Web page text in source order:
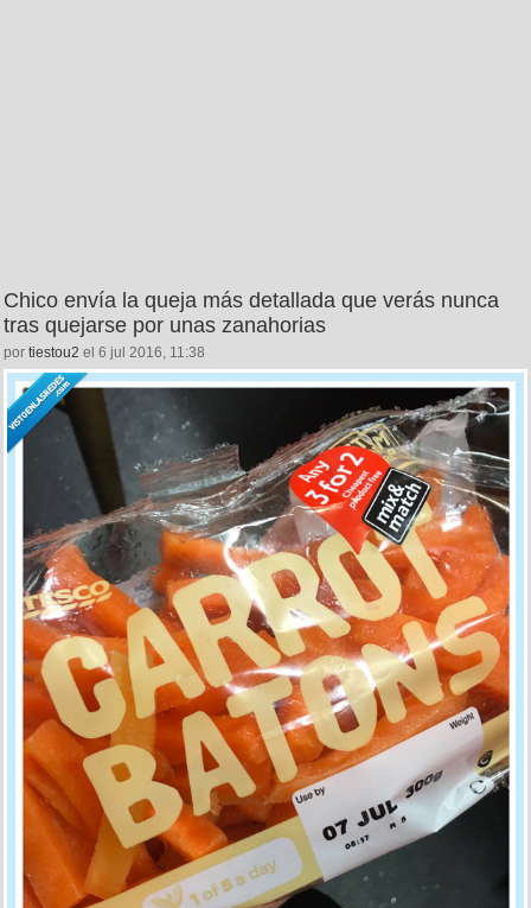
Chico envía la queja más detallada que verás nunca
tras quejarse por unas zanahorias
por tiestou2 el 6 jul 2016, 11:38